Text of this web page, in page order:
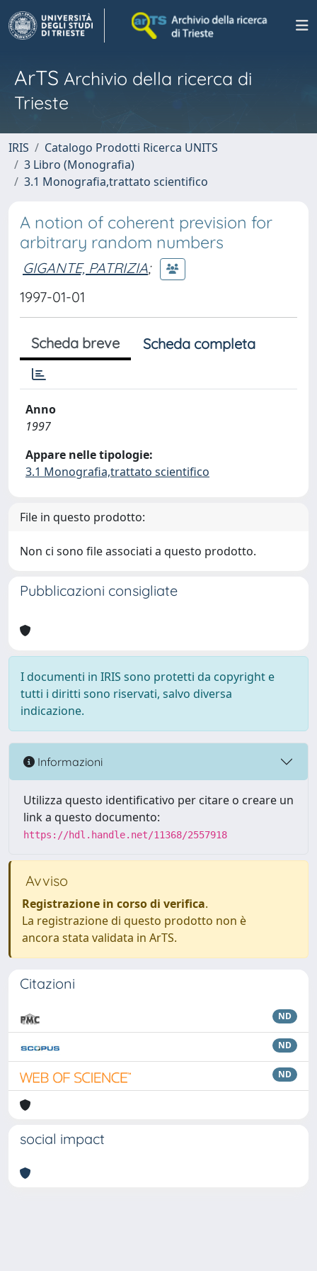
ArTS Archivio della ricerca di
Trieste
IRIS
Catalogo Prodotti Ricerca UNITS
3 Libro (Monografia)
3.1 Monografia,trattato scientifico
A notion of coherent prevision for
arbitrary random numbers
GIGANTE, PATRIZIA;
1997-01-01
Scheda breve Scheda completa
Anno
1997
Appare nelle tipologie:
3.1 Monografia,trattato scientifico
File in questo prodotto:
Non ci sono file associati a questo prodotto.
Pubblicazioni consigliate
I documenti in IRIS sono protetti da copyright e
tutti i diritti sono riservati, salvo diversa
indicazione.
Informazioni
Utilizza questo identificativo per citare o creare un
link a questo documento:
https://hdl.handle.net/11368/2557918
Avviso
Registrazione in corso di verifica.
La registrazione di questo prodotto non è
ancora stata validata in ArTS.
Citazioni
ND
ND
ND
social impact